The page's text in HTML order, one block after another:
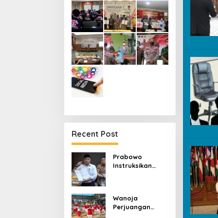
Recent Post
Prabowo
Instruksikan
Jadikan Negara
ASEAN sebagai
Wanoja
Perjuangan